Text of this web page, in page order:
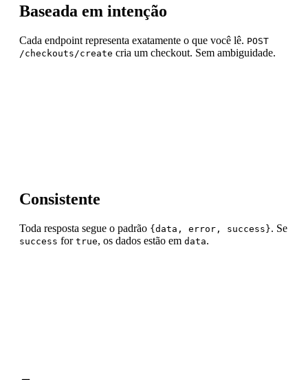
Baseada em intenção
Cada endpoint representa exatamente o que você lê. POST
/checkouts/create cria um checkout. Sem ambiguidade.
Consistente
Toda resposta segue o padrão {data, error, success}. Se
success for true, os dados estão em data.